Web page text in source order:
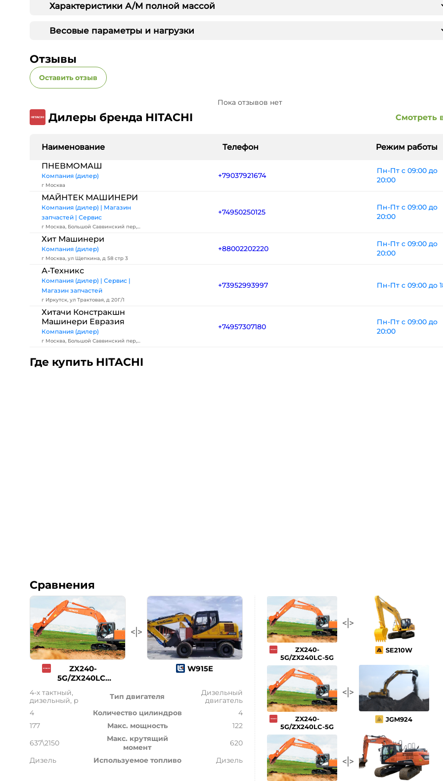
Характеристики А/М полной массой
Весовые параметры и нагрузки
Отзывы
Оставить отзыв
Пока отзывов нет
Дилеры бренда HITACHI Смотреть
Наименование Телефон
Режим работы
ПНЕВМОМАШ
Компания (дилер)
г Москва
+79037921674
Пн-Пт с 09:00 до
20:00
МАЙНТЕК МАШИНЕРИ
Компания (дилер) | Магазин
запчастей | Сервис
г Москва, Большой Саввинский пер,
д 12 стр 18
+74950250125
Пн-Пт с 09:00 до
20:00
Хит Машинери
Компания (дилер)
г Москва, ул Щепкина, д 58 стр 3
+88002202220
Пн-Пт с 09:00 до
20:00
А-Техникс
Компания (дилер) | Сервис |
Магазин запчастей
г Иркутск, ул Трактовая, д 20Г/1
+73952993997 Пн-Пт с 09:00 до
Хитачи Констракшн
Машинери Евразия
Компания (дилер)
г Москва, Большой Саввинский пер,
+74957307180
Пн-Пт с 09:00 до
20:00
Где купить HITACHI
Сравнения
ZX240-
5G/ZX240LC-
W915E
4-х тактный,
дизельный, р
Тип двигателя
Дизельный
двигатель
4
Количество цилиндров
4
177
Макс. мощность
122
637\2150
Макс. крутящий
момент
620
Дизель
Используемое топливо Дизель
ZX240-
5G/ZX240LC-5G
SE210W
ZX240-
5G/ZX240LC-5G
JGM924